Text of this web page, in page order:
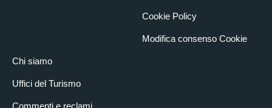
Chi siamo
Uffici del Turismo
Cookie Policy
Modifica consenso Cookie